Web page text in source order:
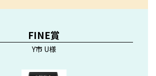
FINE賞
Y市 U様